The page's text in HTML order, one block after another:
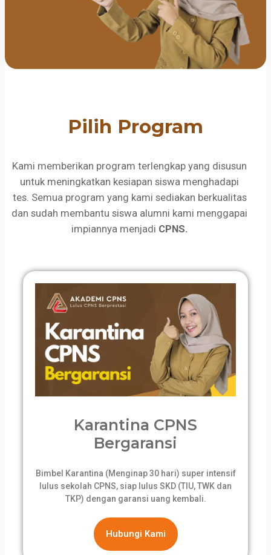
Pilih Program
Kami memberikan program terlengkap yang disusun
untuk meningkatkan kesiapan siswa menghadapi
tes. Semua program yang kami sediakan berkualitas
dan sudah membantu siswa alumni kami menggapai
impiannya menjadi CPNS.
Karantina CPNS
Bergaransi
Bimbel Karantina (Menginap 30 hari) super intensif
lulus sekolah CPNS, siap lulus SKD (TIU, TWK dan
TKP) dengan garansi uang kembali.
Hubungi Kami